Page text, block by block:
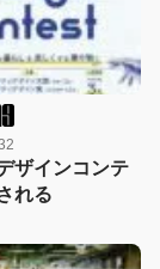
ザインコンテ
れる